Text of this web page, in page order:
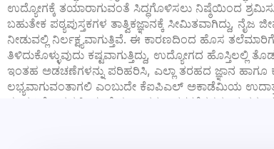
ಉದ್ಯೋಗಕ್ಕೆ ತಯಾರಾಗುವಂತೆ ಸಿದ್ಧಗೊಳಿಸಲು ನಿಷ್ಠೆಯಿಂದ
ಬಹುತೇಕ ಪಠ್ಯಪುಸ್ತಕಗಳ ತಾತ್ವಿಕಜ್ಞಾನಕ್ಕೆ ಸೀಮಿತವಾಗಿದ್ದು, ನೈಜ
ನೀಡುವಲ್ಲಿ ನಿರ್ಲಕ್ಷ್ಯವಾಗುತ್ತಿವೆ. ಈ ಕಾರಣದಿಂದ ಹೊಸ
ತಿಳಿದುಕೊಳ್ಳುವುದು ಕಷ್ಟವಾಗುತ್ತಿದ್ದು, ಉದ್ಯೋಗದ ಹೊಸ್ತಿಲಲ್ಲಿ
ಇಂತಹ ಅಡಚಣೆಗಳನ್ನು ಪರಿಹರಿಸಿ, ಎಲ್ಲಾ ತರಹದ ಜ್ಞಾನ ಹಾಗೂ
ಲಭ್ಯವಾಗುವಂತಾಗಲಿ ಎಂಬುದೇ ಕೆಐಪಿಎಲ್ ಅಕಾಡೆಮಿಯ
ಈ ದೃಷ್ಟಿಕೋನದಲ್ಲಿ, ಸಂಸ್ಥೆಯು ಜನರ ಅವಶ್ಯಕತೆಗಳನ್ನು